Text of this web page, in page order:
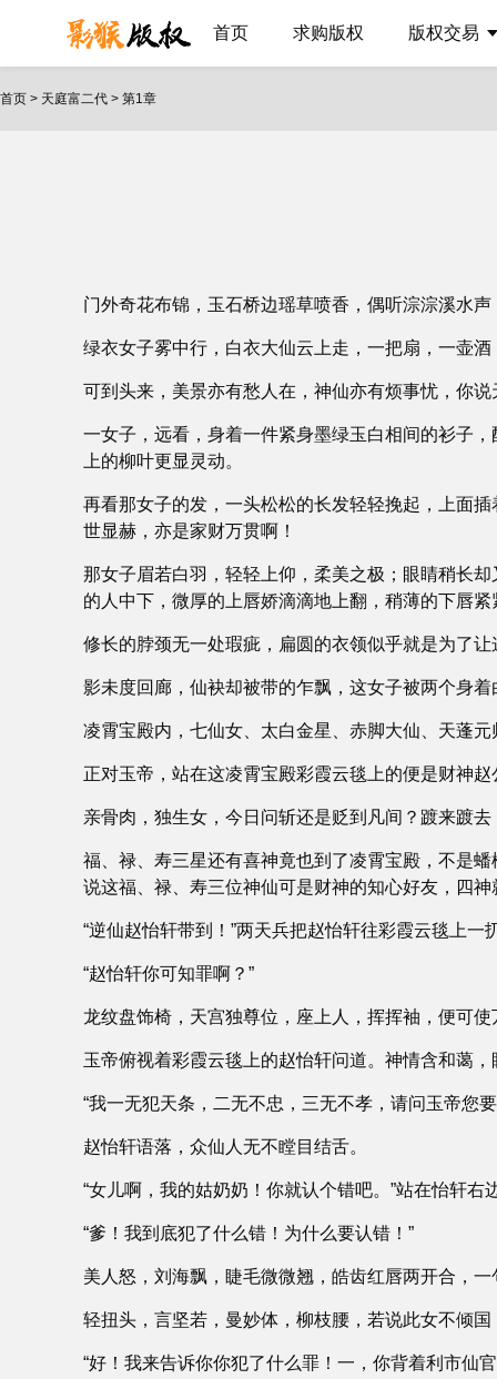
首页 求购版权 版权交易
首页 > 天庭富二代 > 第1章
门外奇花布锦，玉石桥边瑶草喷香，偶听淙淙溪水
绿衣女子雾中行，白衣大仙云上走，一把扇，一壶
可到头来，美景亦有愁人在，神仙亦有烦事忧，你
一女子，远看，身着一件紧身墨绿玉白相间的衫子
上的柳叶更显灵动。
再看那女子的发，一头松松的长发轻轻挽起，上面
世显赫，亦是家财万贯啊！
那女子眉若白羽，轻轻上仰，柔美之极；眼睛稍长
的人中下，微厚的上唇娇滴滴地上翻，稍薄的下唇
修长的脖颈无一处瑕疵，扁圆的衣领似乎就是为了
影未度回廊，仙袂却被带的乍飘，这女子被两个身
凌霄宝殿内，七仙女、太白金星、赤脚大仙、天蓬
正对玉帝，站在这凌霄宝殿彩霞云毯上的便是财神
亲骨肉，独生女，今日问斩还是贬到凡间？踱来踱
福、禄、寿三星还有喜神竟也到了凌霄宝殿，不是
说这福、禄、寿三位神仙可是财神的知心好友，四
“逆仙赵怡轩带到！”两天兵把赵怡轩往彩霞云毯上
“赵怡轩你可知罪啊？”
龙纹盘饰椅，天宫独尊位，座上人，挥挥袖，便可
玉帝俯视着彩霞云毯上的赵怡轩问道。神情含和蔼
“我一无犯天条，二无不忠，三无不孝，请问玉帝您
赵怡轩语落，众仙人无不瞠目结舌。
“女儿啊，我的姑奶奶！你就认个错吧。”站在怡轩
“爹！我到底犯了什么错！为什么要认错！”
美人怒，刘海飘，睫毛微微翘，皓齿红唇两开合，
轻扭头，言坚若，曼妙体，柳枝腰，若说此女不倾
“好！我来告诉你你犯了什么罪！一，你背着利市仙